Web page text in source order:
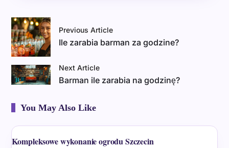
Previous Article
Ile zarabia barman za godzine?
Next Article
Barman ile zarabia na godzinę?
You May Also Like
Kompleksowe wykonanie ogrodu Szczecin